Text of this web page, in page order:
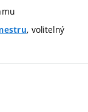
, volitelný